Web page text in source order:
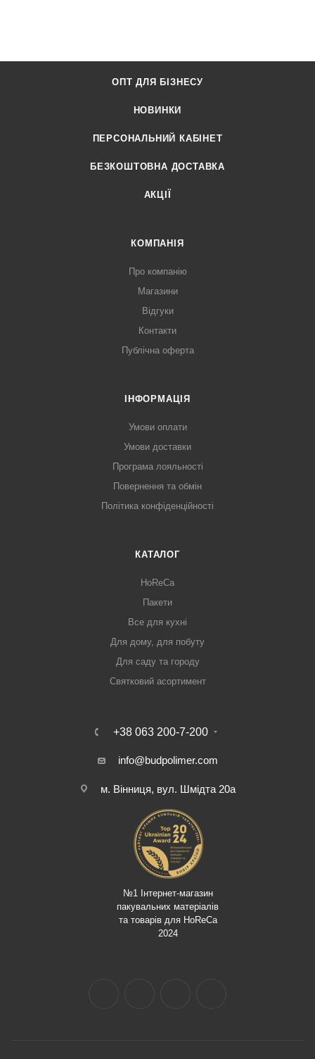
ОПТ ДЛЯ БІЗНЕСУ
НОВИНКИ
ПЕРСОНАЛЬНИЙ КАБІНЕТ
БЕЗКОШТОВНА ДОСТАВКА
АКЦІЇ
КОМПАНІЯ
Про компанію
Магазини
Відгуки
Контакти
Публічна оферта
ІНФОРМАЦІЯ
Умови оплати
Умови доставки
Програма лояльності
Повернення та обмін
Політика конфіденційності
КАТАЛОГ
HoReCa
Пакети
Все для кухні
Для дому, для побуту
Для саду та городу
Святковий асортимент
+38 063 200-7-200
info@budpolimer.com
м. Вінниця, вул. Шмідта 20а
№1 Інтернет-магазин
пакувальних матеріалів
та товарів для HoReCa
2024